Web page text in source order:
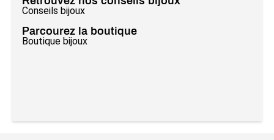
Conseils bijoux
Parcourez la boutique
Boutique bijoux